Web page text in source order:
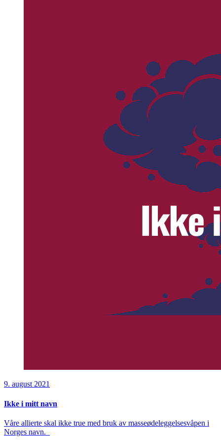
9. august 2021
Ikke i mitt navn
Våre allierte skal ikke true med bruk av masseødeleggelsesvåpen i
Norges navn.